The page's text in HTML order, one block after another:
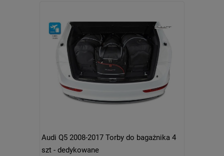
Audi Q5 2008-2017 Torby do bagażnika 4
szt - dedykowane